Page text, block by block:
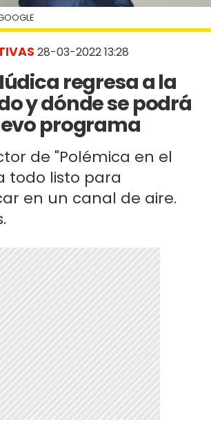
28-03-2022 13:28
regresa a la
y dónde se podrá
programa
de "Polémica en el
todo listo para
en un canal de aire.